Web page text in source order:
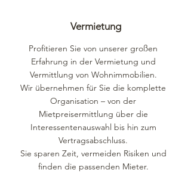
Vermietung
Profitieren Sie von unserer großen
Erfahrung in der Vermietung und
Vermittlung von Wohnimmobilien.
Wir übernehmen für Sie die komplette
Organisation – von der
Mietpreisermittlung über die
Interessentenauswahl bis hin zum
Vertragsabschluss.
Sie sparen Zeit, vermeiden Risiken und
finden die passenden Mieter.